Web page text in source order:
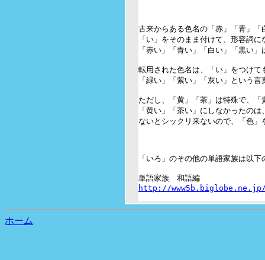
古来からある色名の「赤」「青」「
「い」をそのまま付けて、形容詞に
「赤い」「青い」「白い」「黒い
転用された色名は、「い」をつけて
「緑い」「紫い」「灰い」という言
ただし、「黄」「茶」は特殊で、
「黄い」「茶い」にしなかったの
ないとシックリ来ないので、「色」
「いろ」のその他の単語家族は以
http://
ホーム